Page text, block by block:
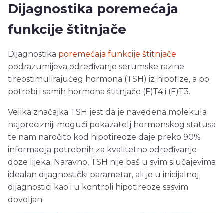
Dijagnostika poremećaja
funkcije štitnjače
Dijagnostika poremećaja funkcije štitnjače
podrazumijeva određivanje serumske razine
tireostimulirajućeg hormona (TSH) iz hipofize, a po
potrebi i samih hormona štitnjače (F)T4 i (F)T3.
Velika značajka TSH jest da je navedena molekula
najprecizniji mogući pokazatelj hormonskog statusa
te nam naročito kod hipotireoze daje preko 90%
informacija potrebnih za kvalitetno određivanje
doze lijeka. Naravno, TSH nije baš u svim slučajevima
idealan dijagnostički parametar, ali je u inicijalnoj
dijagnostici kao i u kontroli hipotireoze sasvim
dovoljan.